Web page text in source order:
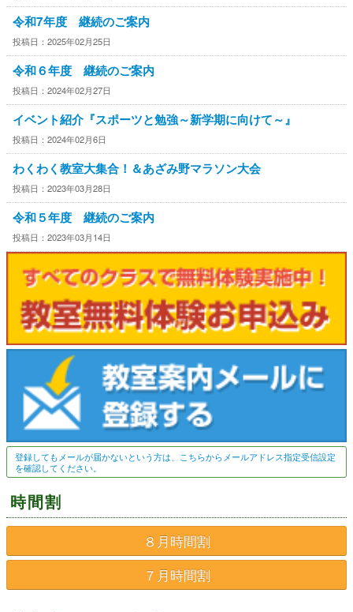
令和7年度 継続のご案内
投稿日：2025年02月25日
令和６年度 継続のご案内
投稿日：2024年02月27日
イベント紹介『スポーツと勉強～新学期に向けて～』
投稿日：2024年02月6日
わくわく教室大集合！＆あざみ野マラソン大会
投稿日：2023年03月28日
令和５年度 継続のご案内
投稿日：2023年03月14日
登録してもメールが届かないという方は、こちらからメールアドレス指定受信設定
を確認してください。
時間割
８月時間割
７月時間割